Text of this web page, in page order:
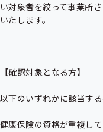
い対象者を絞って事業所
いたします。
【確認対象となる方】
以下のいずれかに該当す
健康保険の資格が重複し